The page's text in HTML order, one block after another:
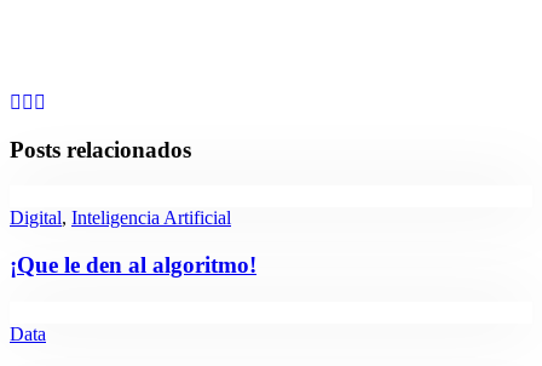
Posts relacionados
Digital, Inteligencia Artificial
¡Que le den al algoritmo!
Data